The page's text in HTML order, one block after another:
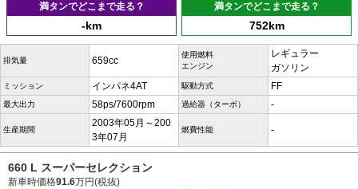
満タンでどこまで走る？
-km
満タンでどこまで走る？
752km
排気量 659cc
使用燃料
エンジン
レギュラー
ガソリン
ミッション インパネ4AT 駆動方式 FF
最大出力 58ps/7600rpm 過給器（ターボ） -
生産期間
2003年05月～200
3年07月
燃費性能 -
660 L スーパーセレクション
新車時価格91.6万円(税抜)